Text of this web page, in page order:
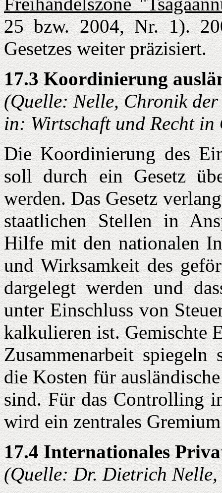
25 bzw. 2004, Nr. 1).
Gesetzes weiter präzisiert.
17.3 Koordinierung
(Quelle: Nelle, Chronik
in: Wirtschaft und Recht in
Die Koordinierung des
soll durch ein Gesetz
werden. Das Gesetz
staatlichen Stellen in
Hilfe mit den nationalen
und Wirksamkeit des
dargelegt werden und
unter Einschluss von
kalkulieren ist. Gemischte
Zusammenarbeit
die Kosten für
sind. Für das Controlling
wird ein zentrales
17.4 Internationales
(Quelle: Dr. Dietrich